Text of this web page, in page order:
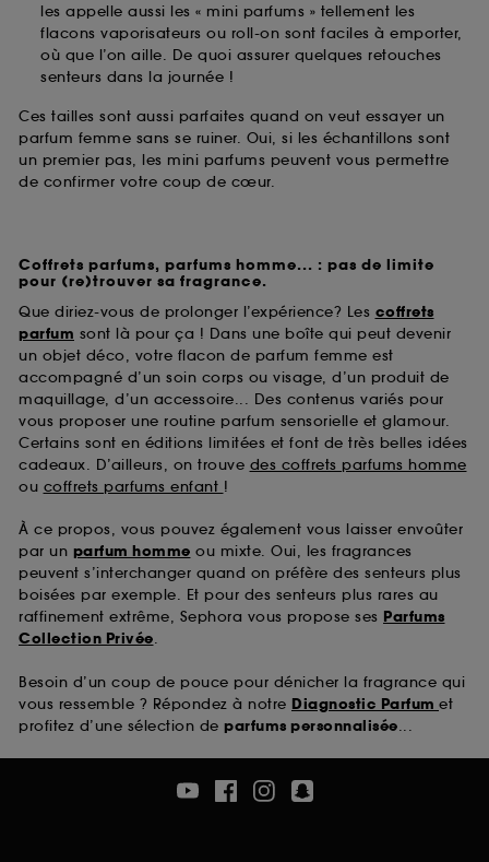
les appelle aussi les « mini parfums » tellement les
flacons vaporisateurs ou roll-on sont faciles à emporter,
où que l’on aille. De quoi assurer quelques retouches
senteurs dans la journée !
Ces tailles sont aussi parfaites quand on veut essayer un
parfum femme sans se ruiner. Oui, si les échantillons sont
un premier pas, les mini parfums peuvent vous permettre
de confirmer votre coup de cœur.
Coffrets parfums, parfums homme... : pas de limite
pour (re)trouver sa fragrance.
Que diriez-vous de prolonger l’expérience? Les coffrets
parfum sont là pour ça ! Dans une boîte qui peut devenir
un objet déco, votre flacon de parfum femme est
accompagné d’un soin corps ou visage, d’un produit de
maquillage, d’un accessoire... Des contenus variés pour
vous proposer une routine parfum sensorielle et glamour.
Certains sont en éditions limitées et font de très belles idées
cadeaux. D’ailleurs, on trouve des coffrets parfums homme
ou coffrets parfums enfant !
À ce propos, vous pouvez également vous laisser envoûter
par un parfum homme ou mixte. Oui, les fragrances
peuvent s’interchanger quand on préfère des senteurs plus
boisées par exemple. Et pour des senteurs plus rares au
raffinement extrême, Sephora vous propose ses Parfums
Collection Privée.
Besoin d’un coup de pouce pour dénicher la fragrance qui
vous ressemble ? Répondez à notre Diagnostic Parfum et
profitez d’une sélection de parfums personnalisée...